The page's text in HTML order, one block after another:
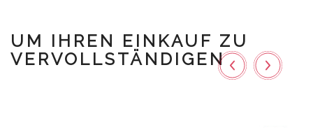
UM IHREN EINKAUF ZU
VERVOLLSTÄNDIGEN